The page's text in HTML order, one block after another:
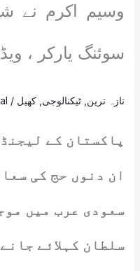
وسیم اکرم نے
سوئنگ یارکر ،
تازہ ترین ٹیکنالوجی کھیل /
پاکستان کے
ان دنوں حج کی
سعودی عرب میں
سلطان کہلائے